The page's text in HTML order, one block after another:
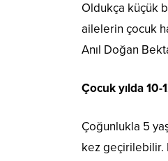
Oldukça küçük
ailelerin çocuk
Anıl Doğan
Çocuk yılda 10-
Çoğunlukla 5
kez geçirilebilir.